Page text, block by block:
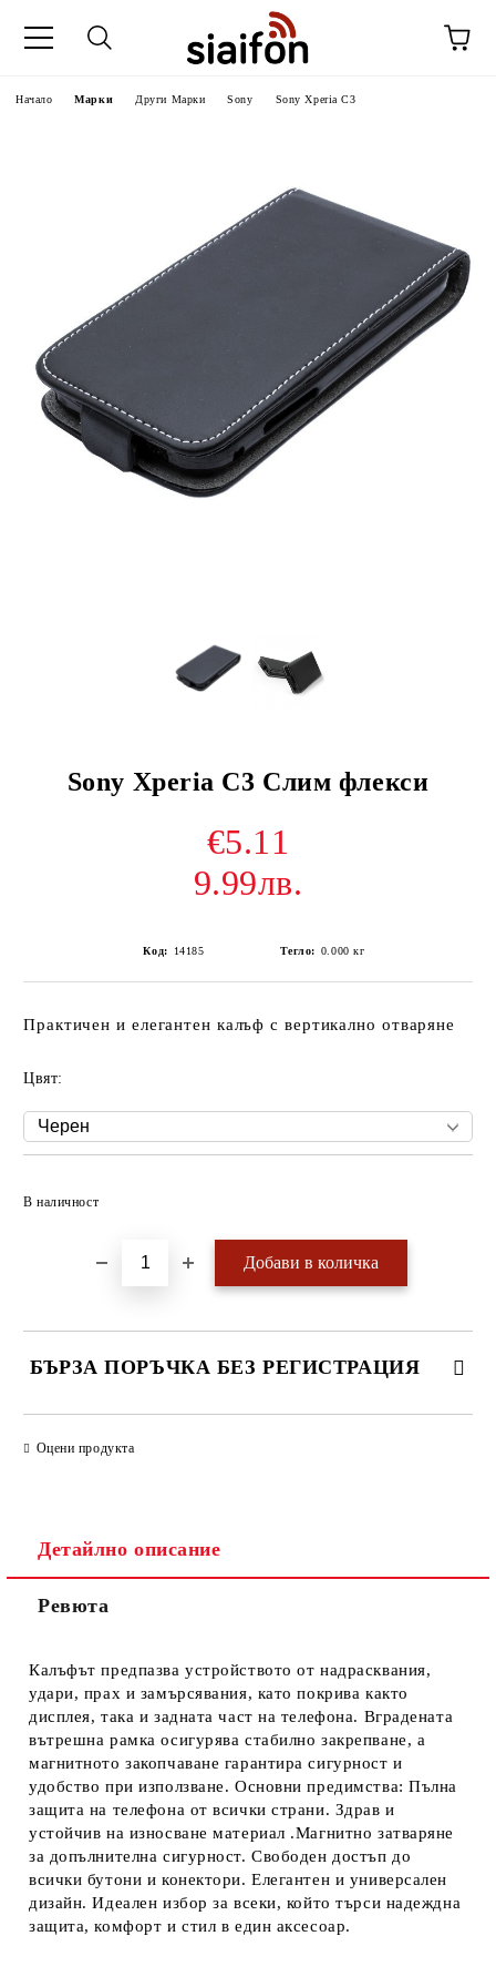
Начало Марки Други Марки Sony Sony Xperia C3
Sony Xperia C3 Слим флекси
€5.11
9.99лв.
Код: 14185 Тегло: 0.000 кг
Практичен и елегантен калъф с вертикално отваряне
Цвят:
В наличност
БЪРЗА ПОРЪЧКА БЕЗ РЕГИСТРАЦИЯ
Оцени продукта
Детайлно описание
Ревюта
Калъфът предпазва устройството от надрасквания,
удари, прах и замърсявания, като покрива както
дисплея, така и задната част на телефона. Вградената
вътрешна рамка осигурява стабилно закрепване, а
магнитното закопчаване гарантира сигурност и
удобство при използване. Основни предимства: Пълна
защита на телефона от всички страни. Здрав и
устойчив на износване материал .Магнитно затваряне
за допълнителна сигурност. Свободен достъп до
всички бутони и конектори. Елегантен и универсален
дизайн. Идеален избор за всеки, който търси надеждна
защита, комфорт и стил в един аксесоар.